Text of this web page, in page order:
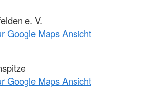
e. V.
Google Maps Ansicht
Google Maps Ansicht